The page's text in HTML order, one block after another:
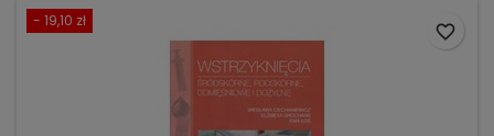
- 19,10 zł
favorite_border